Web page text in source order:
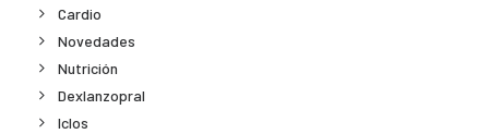
Cardio
Novedades
Nutrición
Dexlanzopral
Iclos